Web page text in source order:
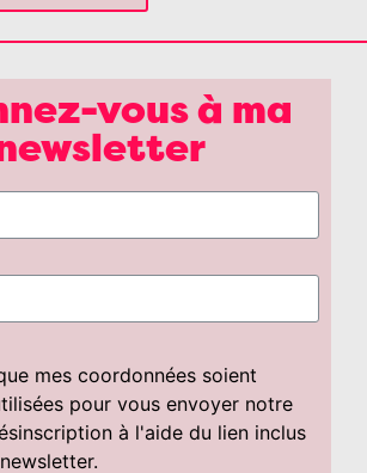
vous à ma
mes coordonnées soient
pour vous envoyer notre
à l'aide du lien inclus